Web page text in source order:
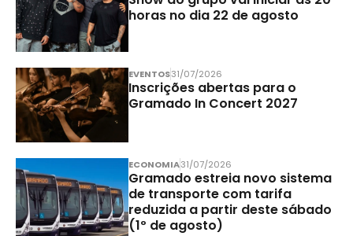
horas no dia 22 de agosto
EVENTOS31/07/2026
Inscrições abertas para o
Gramado In Concert 2027
ECONOMIA31/07/2026
Gramado estreia novo sistema
de transporte com tarifa
reduzida a partir deste sábado
(1º de agosto)